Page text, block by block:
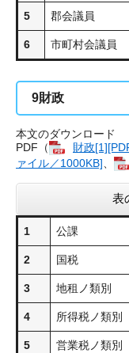
5 郡会議員
6 市町村会議員
9財政
本文のダウンロード
PDF（
財政
ァイル／1000KB]
表
1 公課
2 国税
3 地租ノ類別
4 所得税ノ類別
5 営業税ノ類別